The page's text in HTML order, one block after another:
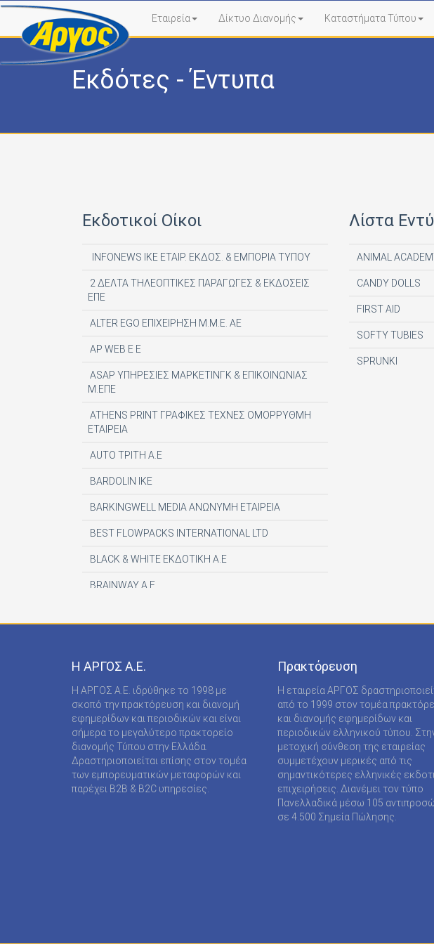
Εταιρεία Δίκτυο Διανομής Καταστήματα Τύπου
Εκδότες - Έντυπα
Εκδοτικοί Οίκοι
INFONEWS ΙΚΕ ΕΤΑΙΡ. ΕΚΔΟΣ. & ΕΜΠΟΡΙΑ ΤΥΠΟΥ
2 ΔΕΛΤΑ ΤΗΛΕΟΠΤΙΚΕΣ ΠΑΡΑΓΩΓΕΣ & ΕΚΔΟΣΕΙΣ
ΕΠΕ
ALTER EGO ΕΠΙΧΕΙΡΗΣΗ Μ.Μ.Ε. ΑΕ
AP WEB Ε Ε
ASAP ΥΠΗΡΕΣΙΕΣ ΜΑΡΚΕΤΙΝΓΚ & ΕΠΙΚΟΙΝΩΝΙΑΣ
Μ.ΕΠΕ
ATHENS PRINT ΓΡΑΦΙΚΕΣ ΤΕΧΝΕΣ ΟΜΟΡΡΥΘΜΗ
ΕΤΑΙΡΕΙΑ
AUTO ΤΡΙΤΗ Α.Ε
BARDOLIN ΙΚΕ
BARKINGWELL MEDIA ΑΝΩΝΥΜΗ ΕΤΑΙΡΕΙΑ
BEST FLOWPACKS INTERNATIONAL LTD
BLACK & WHITE ΕΚΔΟΤΙΚΗ Α.Ε
BRAINWAY A.E
DE AGOSTINI PUBLISHING SPA
DIGITAL CONTENT S.A.
DIGITAL MEDIA EPTA LTD ΥΠΟΚΑΤΑΣΤΗΜΑ
ΑΛΛΟΔΑΠΗΣ
DOCUMENTO MEDIA ΜΟΝΟΠΡΟΣΩΠΗ ΙΚΕ
EK ARCHITECTURAL PUBLICATIONS LTD
Λίστα
ANIMAL
CANDY DOLLS
FIRST AID
SOFTY TUBIES
SPRUNKI
Η ΑΡΓΟΣ A.E.
Η ΑΡΓΟΣ A.E. ιδρύθηκε το 1998 με
σκοπό την πρακτόρευση και διανομή
εφημερίδων και περιοδικών και είναι
σήμερα το μεγαλύτερο πρακτορείο
διανομής Τύπου στην Ελλάδα.
Δραστηριοποιείται επίσης στον τομέα
των εμπορευματικών μεταφορών και
παρέχει B2B & B2C υπηρεσίες.
Πρακτόρευση
Η εταιρεία ΑΡΓΟΣ
από το 1999 στον τομέα
και διανομής εφημερίδων και
περιοδικών ελληνικού τύπου.
μετοχική σύνθεση της εταιρείας
συμμετέχουν μερικές από τις
σημαντικότερες ελληνικές
επιχειρήσεις. Διανέμει τον τύπο
Πανελλαδικά μέσω 105
σε 4.500 Σημεία Πώλησης.